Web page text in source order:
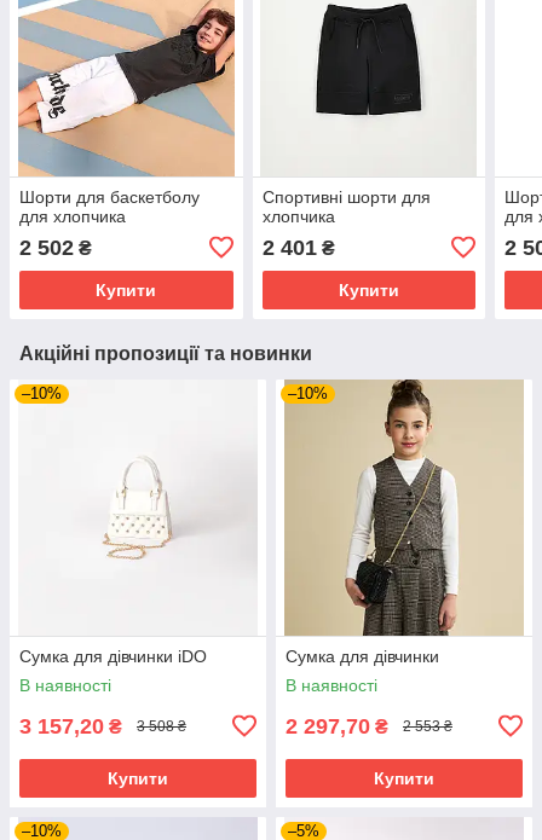
Шорти для баскетболу
для хлопчика
2 502 ₴
Купити
Спортивні шорти для
хлопчика
2 401₴
Купити
для
2
Акційні пропозиції та новинки
–10%
Сумка для дівчинки iDO
В наявності
3 157,20 ₴ 3 508 ₴
Купити
–10%
Сумка для дівчинки
В наявності
2 297,70 ₴ 2 553 ₴
Купити
–10% –5%